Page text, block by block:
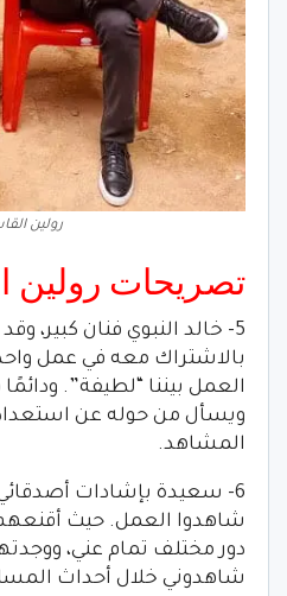
رولين
تصريحات رولين
5- خالد النبوي فنان كبير،
بالاشتراك معه في عمل
العمل بيننا “لطيفة”.
ويسأل من حوله عن
المشاهد.
6- سعيدة بإشادات
شاهدوا العمل. حيث
دور مختلف تمام عني،
شاهدوني خلال أحداث